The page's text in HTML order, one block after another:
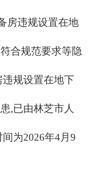
房违规设置在地
合规范要求等隐
规设置在地下
,已由林芝市人
间为2026年4月 9